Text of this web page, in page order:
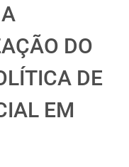
DO
DE
EM